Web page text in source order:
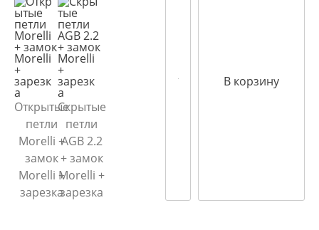
Открытые
петли
Morelli +
замок
Morelli +
зарезка
Скрытые
петли
AGB 2.2
+ замок
Morelli +
зарезка
В корзину